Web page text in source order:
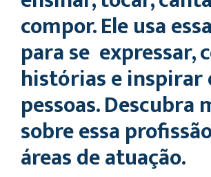
compor. Ele usa
para se expressar,
histórias e inspirar
pessoas. Descubra
sobre essa
áreas de atuação.